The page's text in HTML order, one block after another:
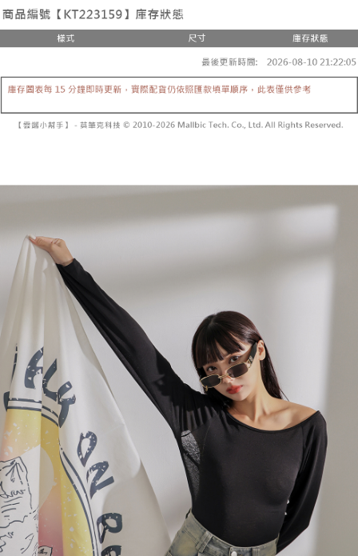
3. 実際の承認額、分割回数および費用については、後続の取引確認ページ
を基準とします。
4. 注文成立後30分以内に確認取引を行わない場合や審査が通過しない場
合、注文は自動的にキャンセルされます。「転専審査」に未通過の状況が
発生した場合は、システムの評価基準に達していないことを意味し、評価
内容についての説明はいたしかねます。
【支払い方法の説明】
1. 本サービスは「台湾大哥大株式会社」（以下「当社」といいます）によ
って提供され、ユーザーが取引時に本サービスを通じて商品やサービスを
購入できるようにし、店舗が売買／分割払い売買の債権を当社に譲渡した
後、契約に基づいて当社の請求書で帳款を支払うことになります。
2. 「OP Pay Later」を利用する契約関係の目的から、店舗はあなたの個人
情報（名前、電話または住所を含む）を台湾大哥大に提供し、収集、処理
および利用するために、当社があなた本人と分割請求書に必要な情報の確
認、照合および修正を行います。
3. 完全なユーザーサービス規約については、以下のリンクを参照してくだ
さい： https://oppay.tw/userRule
2.SMSで認証してお支払い手続を進めてください。
3.注文するときのお支払いは不要です。商品はご指定の住所に配送されま
4.ご注文が完了すると、携帯に支払い通知のSMSが届きます。アプリ会員
5.商品受け取り時のお支払いは不要です。商品を確かめてから、SMSまた
グでお支払いください。
とに計算されます。AFTEEで注文すると、商品を受け取るまで支払い期限
約商品や商品到着日が比較的遅い商品）。そのため、商品到着の有無に関
わらず、AFTEEで指定された期限内にお支払いください。
二、支払い限度額
1.初回 AFTEEを ご利用の際に、認証結果及び当社の審査の結果に基づ
き、限度額が設定されます。
2.決済金額は最低NT$20です。
3.現在、台湾の会員のみご利用いただけます。
三、利用規約「AFTEE代金後払い」（以下当サービスという）はネットプ
ロテクションズ（以下 AFTEE という）が提供し、AFTEEが代金を徴収し
ます。当サービスご利用の際に提供しなければならない個人情報（注文者
の氏名、電話番号、受取人の氏名、電話番号、受取人住所を含むがこれに
限らない）は、AFTEEに渡され当サービスで必要な範囲内で利用されま
す。AFTEEの個人情報の収集、処理、利用について、詳細はAFTEE公式ホ
ームページの『個人情報の収集、処理及び利用に関する声明』をご参照く
ださい（
https://aftee.tw/privacypolicy/ ）。
AFTEEの初回ご利用の際に、審査を通過すれば、最高額がNT$10,000にな
ります。支払い期限を過ぎた場合、その金額に基づいて年利20%の遅延滞
納金が加算されます。未成年の利用者は、事前に法定代理人または後見人
の同意を得ればAFTEEをご利用いただけます。
配送方法
全家取貨付款
配送毎にNT$60、NT$1,800以上で送料無料
付款後全家取貨
7-11取貨付款
配送毎にNT$60、NT$1,800以上で送料無料
付款後7-11取貨
配送毎にNT$60、NT$1,600以上で送料無料
宅配
配送毎にNT$100、NT$2,500以上で送料無料
國家/地區配送 送料を確認